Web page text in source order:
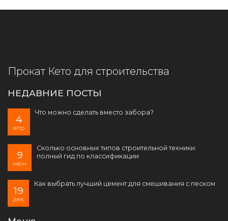
Прокат Кето для строительства
НЕДАВНИЕ ПОСТЫ
4
апр
Что можно сделать вместо забора?
9
июн
Сколько основных типов строительной техники:
полный гид по классификации
19
дек
Как выбрать лучший цемент для смешивания с песком